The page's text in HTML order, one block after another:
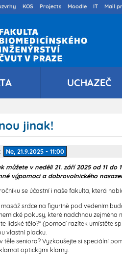
KOS Projects Moodle IT Mail
UCHAZEČ
jinak!
Ne, 21.9.2025 - 11:00
můžete v neděli 21. září 2025 od 11
výpomoci a dobrovolnického
se účastní i naše fakulta, která
srdce na figuríně pod vedením
pokusy, které nadchnou zejména
lidské tělo?“ (pomocí razítek umístěte
vlastní placku.
těle seniora? Vyzkoušejte si speciální
optickými klamy.